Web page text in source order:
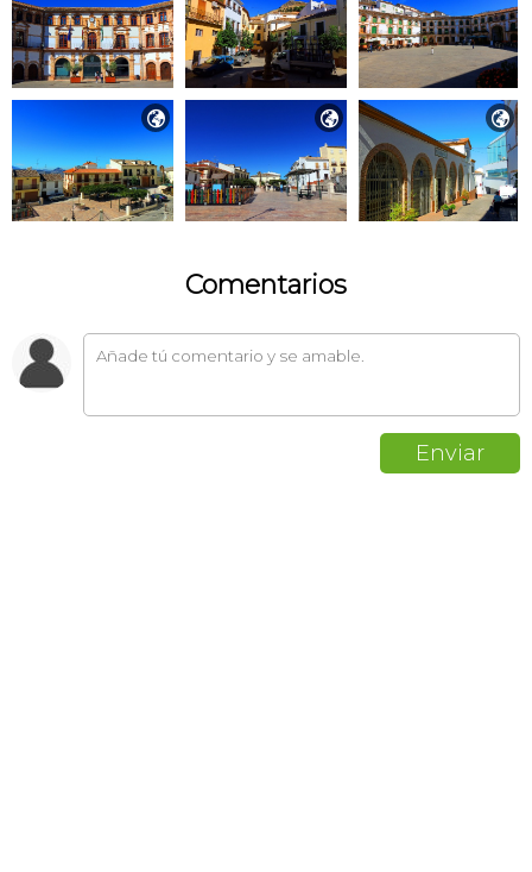
  
Comentarios